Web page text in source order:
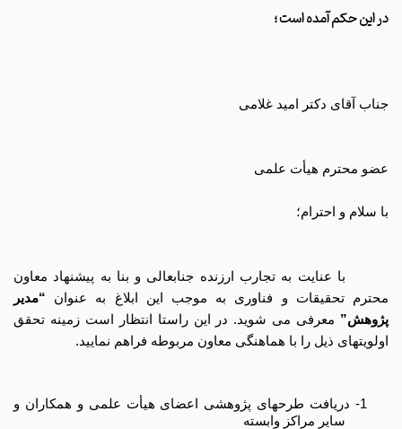
در این حکم آمده است ؛
جناب آقای دکتر امید غلامی
عضو محترم هیأت علمی
با سلام و احترام؛
با عنایت به تجارب ارزنده جنابعالی و بنا به پیشنهاد معاون
محترم تحقیقات و فناوری به موجب این ابلاغ به عنوان
“مدیر
پژوهش” معرفی می شوید. در این راستا انتظار است زمینه تحقق
اولویتهای ذیل را با هماهنگی معاون مربوطه فراهم نمایید.
1-
دریافت طرحهای پژوهشی اعضای هیأت علمی و همکاران و
سایر مراکز وابسته